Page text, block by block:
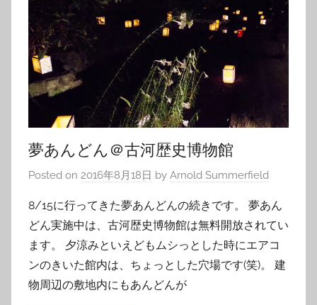
夢あんどん＠古河歴史博物館
Posted on 2016年8月18日 by Arnold Summerfield
8/15に行ってきた夢あんどんの続きです。 夢あん
どん実施中は、古河歴史博物館は無料開放されてい
ます。 夕涼みといえどもムシっとした時にエアコ
ンのきいた館内は、ちょっとした穴場です(笑)。 建
物周辺の敷地内にもあんどんが